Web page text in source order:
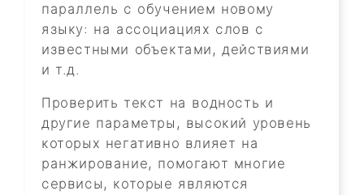
параллель с обучением новому
языку: на ассоциациях слов с
известными объектами, действиями
и т.д.
Проверить текст на водность и
другие параметры, высокий уровень
которых негативно влияет на
ранжирование, помогают многие
сервисы, которые являются